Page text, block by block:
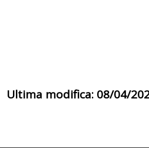
Ultima modifica: 08/04/